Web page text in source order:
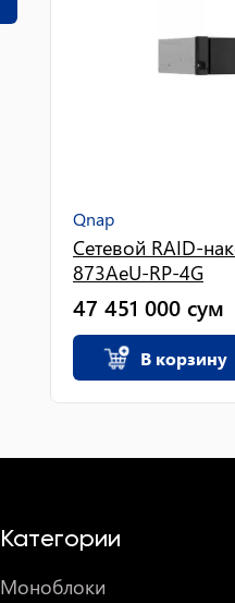
Qnap
Сетевой RAID-
873AeU-RP-4G
47 451 000 сум
В корзину
Категории
Моноблоки